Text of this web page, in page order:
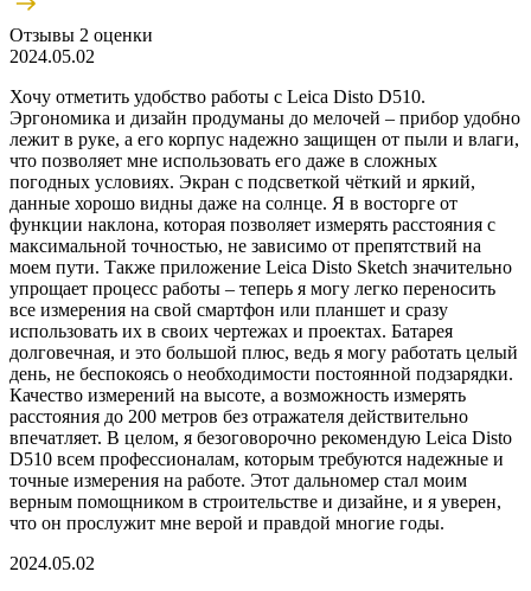
Отзывы 2 оценки
2024.05.02
Хочу отметить удобство работы с Leica Disto D510.
Эргономика и дизайн продуманы до мелочей – прибор удобно
лежит в руке, а его корпус надежно защищен от пыли и влаги,
что позволяет мне использовать его даже в сложных
погодных условиях. Экран с подсветкой чёткий и яркий,
данные хорошо видны даже на солнце. Я в восторге от
функции наклона, которая позволяет измерять расстояния с
максимальной точностью, не зависимо от препятствий на
моем пути. Также приложение Leica Disto Sketch значительно
упрощает процесс работы – теперь я могу легко переносить
все измерения на свой смартфон или планшет и сразу
использовать их в своих чертежах и проектах. Батарея
долговечная, и это большой плюс, ведь я могу работать целый
день, не беспокоясь о необходимости постоянной подзарядки.
Качество измерений на высоте, а возможность измерять
расстояния до 200 метров без отражателя действительно
впечатляет. В целом, я безоговорочно рекомендую Leica Disto
D510 всем профессионалам, которым требуются надежные и
точные измерения на работе. Этот дальномер стал моим
верным помощником в строительстве и дизайне, и я уверен,
что он прослужит мне верой и правдой многие годы.
2024.05.02